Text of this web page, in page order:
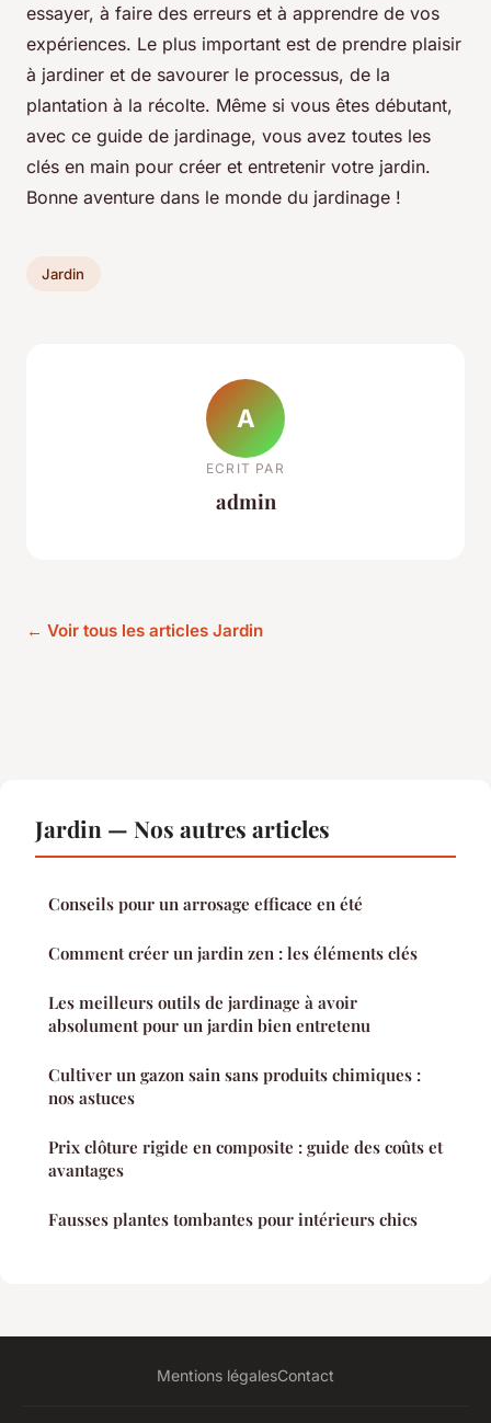
essayer, à faire des erreurs et à apprendre de vos
expériences. Le plus important est de prendre plaisir
à jardiner et de savourer le processus, de la
plantation à la récolte. Même si vous êtes débutant,
avec ce guide de jardinage, vous avez toutes les
clés en main pour créer et entretenir votre jardin.
Bonne aventure dans le monde du jardinage !
Jardin
A
ECRIT PAR
admin
← Voir tous les articles Jardin
Jardin — Nos autres articles
Conseils pour un arrosage efficace en été
Comment créer un jardin zen : les éléments clés
Les meilleurs outils de jardinage à avoir
absolument pour un jardin bien entretenu
Cultiver un gazon sain sans produits chimiques :
nos astuces
Prix clôture rigide en composite : guide des coûts et
avantages
Fausses plantes tombantes pour intérieurs chics
Mentions légalesContact